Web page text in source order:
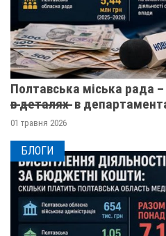
Полтавська міська рада
в̶ ̶д̶е̶т̶а̶л̶я̶х̶ ̶ в
01 травня 2026
БЛОГИ